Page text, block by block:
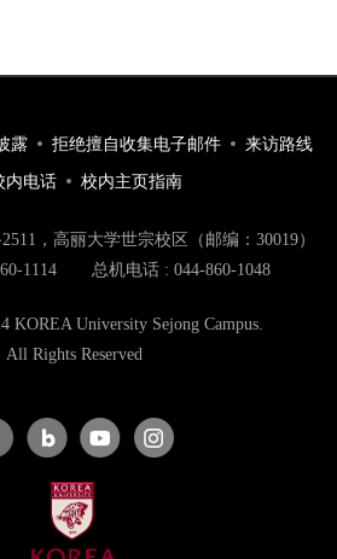
露 拒绝擅自收集电子邮件 来访路线
内电话 校内主页指南
，高丽大学世宗校区（邮编：30019）
1114
总机电话 : 044-860-1048
KOREA University Sejong Campus.
All Rights Reserved